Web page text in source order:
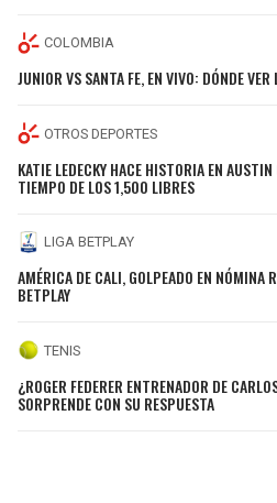
COLOMBIA
JUNIOR VS SANTA FE, EN VIVO: DÓNDE
OTROS DEPORTES
KATIE LEDECKY HACE HISTORIA EN
TIEMPO DE LOS 1,500 LIBRES
LIGA BETPLAY
AMÉRICA DE CALI, GOLPEADO EN NÓMINA
BETPLAY
TENIS
¿ROGER FEDERER ENTRENADOR DE
SORPRENDE CON SU RESPUESTA